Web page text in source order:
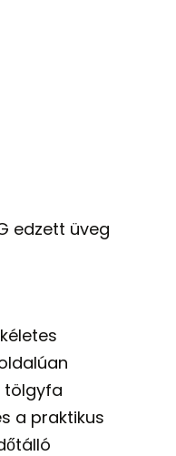
edzett üveg
tölgyfa
a praktikus